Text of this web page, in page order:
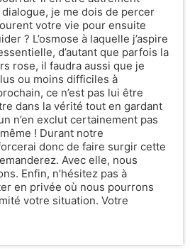
je me dois de percer
votre vie pour ensuite
? L’osmose à laquelle j’aspire
d’autant que parfois la
rose, il faudra aussi que je
ou moins difficiles à
ce n’est pas lui être
dans la vérité tout en gardant
n’en exclut certainement pas
! Durant notre
donc de faire surgir cette
Avec elle, nous
Enfin, n’hésitez pas à
en privée où nous pourrons
votre situation. Votre